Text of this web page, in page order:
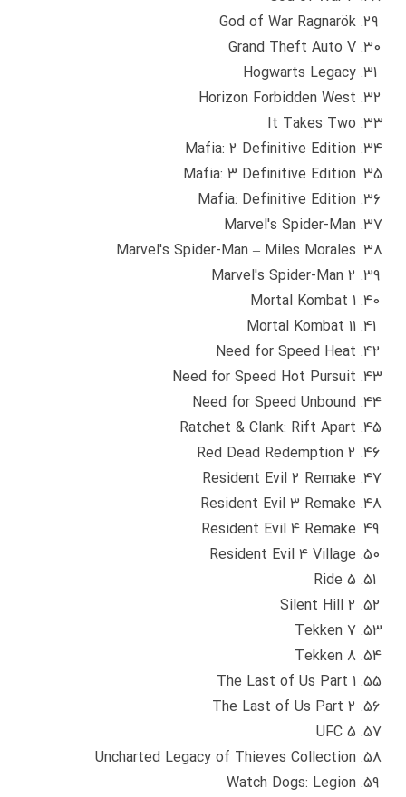
God of War Ragnarök
Grand Theft Auto V
Hogwarts Legacy
Horizon Forbidden West
It Takes Two
Mafia: 2 Definitive Edition
Mafia: 3 Definitive Edition
Mafia: Definitive Edition
Marvel's Spider-Man
Marvel's Spider-Man – Miles Morales
Marvel's Spider-Man 2
Mortal Kombat 1
Mortal Kombat 11
Need for Speed Heat
Need for Speed Hot Pursuit
Need for Speed Unbound
Ratchet & Clank: Rift Apart
Red Dead Redemption 2
Resident Evil 2 Remake
Resident Evil 3 Remake
Resident Evil 4 Remake
Resident Evil 4 Village
Ride 5
Silent Hill 2
Tekken 7
Tekken 8
The Last of Us Part 1
The Last of Us Part 2
UFC 5
Uncharted Legacy of Thieves Collection
Watch Dogs: Legion